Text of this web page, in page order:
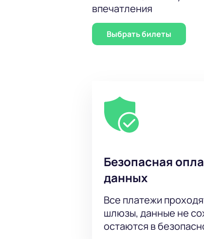
впечатления
Выбрать билеты
Безопасная
данных
Все платежи
шлюзы, данные не
остаются в